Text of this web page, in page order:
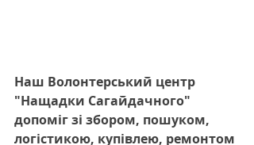
Наш Волонтерський центр
"Нащадки Сагайдачного"
допоміг зі збором, пошуком,
логістикою, купівлею, ремонтом